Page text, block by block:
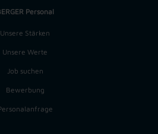
Personal
Unsere Stärken
Unsere Werte
Job suchen
Bewerbung